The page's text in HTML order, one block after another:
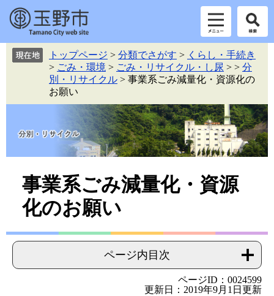
す。
トップページ > 分類でさがす > くらし・手続き
> ごみ・環境 > ごみ・リサイクル・し尿 > > 分
別・リサイクル > 事業系ごみ減量化・資源化の
お願い
事業系ごみ減量化・資源
化のお願い
ページ内目次
ページID：0024599
更新日：2019年9月1日更新